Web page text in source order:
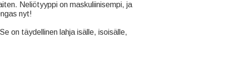
Neliötyyppi on maskuliinisempi, ja
nyt!
on täydellinen lahja isälle, isoisälle,